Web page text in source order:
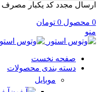
ارسال مجدد کد یکبار مصرف
0 محصول 0 تومان
منو
صفحه نخست
دسته بندی محصولات
موبایل